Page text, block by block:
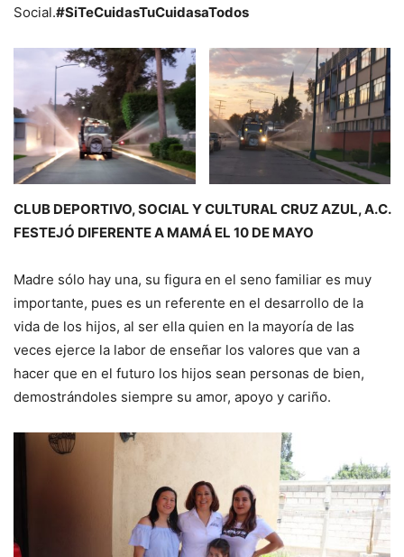
Social.#SiTeCuidasTuCuidasaTodos
CLUB DEPORTIVO, SOCIAL Y CULTURAL CRUZ AZUL, A.C.
FESTEJÓ DIFERENTE A MAMÁ EL 10 DE MAYO
Madre sólo hay una, su figura en el seno familiar es muy
importante, pues es un referente en el desarrollo de la
vida de los hijos, al ser ella quien en la mayoría de las
veces ejerce la labor de enseñar los valores que van a
hacer que en el futuro los hijos sean personas de bien,
demostrándoles siempre su amor, apoyo y cariño.